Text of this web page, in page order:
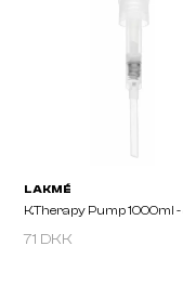
LAKMÉ
71 DKK